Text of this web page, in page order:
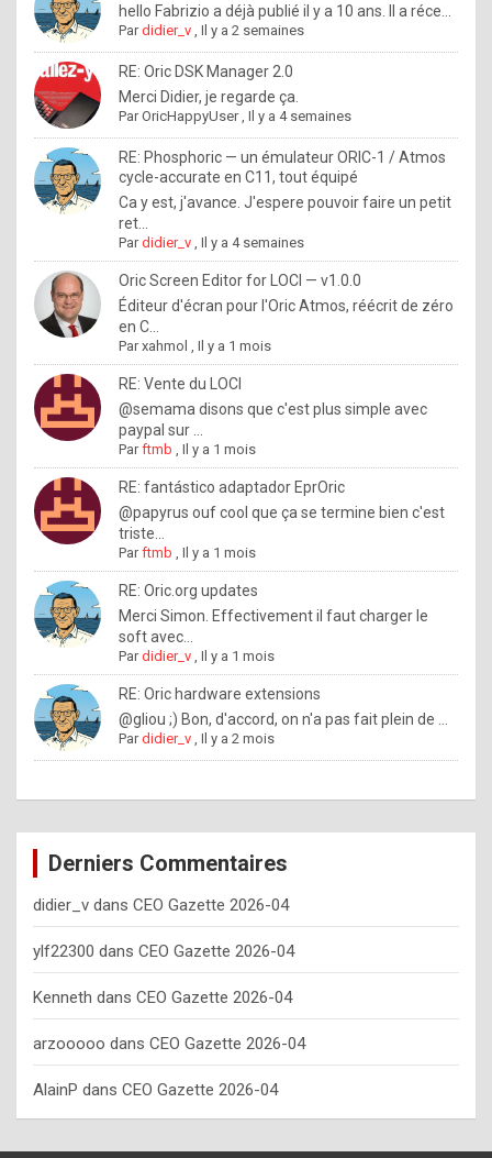
o
l
e
x
.
I
f
y
o
u
w
a
n
t
o
n
o
w
h
o
w
o
e
y
o
u
s
h
o
hello Fabrizio a déjà publié il y a 10 ans. Il a réce...
Pardidier_v ,Il y a 2 semaines
RE: Oric DSK Manager 2.0
Merci Didier, je regarde ça.
ParOricHappyUser,Il y a 4 semaines
RE: Phosphoric — un émulateur ORIC-1 / Atmos
cycle-accurate en C11, tout équipé
Ca y est, j'avance. J'espere pouvoir faire un petit
ret...
Pardidier_v ,Il y a 4 semaines
Oric Screen Editor for LOCI — v1.0.0
Éditeur d'écran pour l'Oric Atmos, réécrit de zéro
en C...
Parxahmol ,Il y a 1 mois
RE: Vente du LOCI
@semama disons que c'est plus simple avec
paypal sur ...
Parftmb ,Il y a 1 mois
RE: fantástico adaptador EprOric
@papyrus ouf cool que ça se termine bien c'est
triste...
Parftmb ,Il y a 1 mois
RE: Oric.org updates
Merci Simon. Effectivement il faut charger le
soft avec...
Pardidier_v ,Il y a 1 mois
RE: Oric hardware extensions
@gliou ;) Bon, d'accord, on n'a pas fait plein de ...
Pardidier_v ,Il y a 2 mois
Derniers Commentaires
didier_v dans CEO Gazette 2026-04
ylf22300 dans CEO Gazette 2026-04
Kenneth dans CEO Gazette 2026-04
arzooooo dans CEO Gazette 2026-04
AlainP dans CEO Gazette 2026-04